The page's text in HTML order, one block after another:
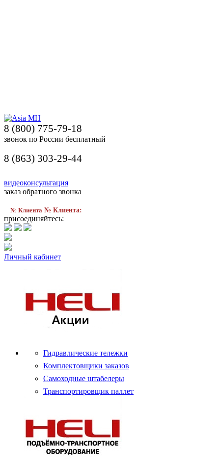
8 (800) 775-79-18
звонок по России бесплатный
8 (863) 303-29-44
видеоконсультация
заказ обратного звонка
№ Клиента № Клиента:
присоединяйтесь:
Личный кабинет
Гидравлические тележки
Комплектовщики заказов
Самоходные штабелеры
Транспортировщик паллет